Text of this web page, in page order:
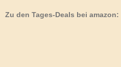
Zu den Tages-Deals bei amazon: